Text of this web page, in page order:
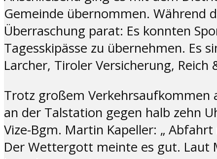
Gemeinde übernommen. Während
Überraschung parat: Es konnten
Tagesskipässe zu übernehmen. Es
Larcher, Tiroler Versicherung,
Trotz großem Verkehrsaufkommen
an der Talstation gegen halb zehn
Vize-Bgm. Martin Kapeller: „
Der Wettergott meinte es gut. Laut